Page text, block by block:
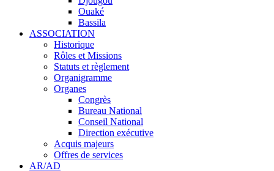
Ouaké
Bassila
ASSOCIATION
Historique
Rôles et Missions
Statuts et règlement
Organigramme
Organes
Congrès
Bureau National
Conseil National
Direction exécutive
Acquis majeurs
Offres de services
AR/AD